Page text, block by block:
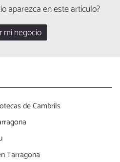
aparezca en este artículo?
mi negocio
de Cambrils
Tarragona